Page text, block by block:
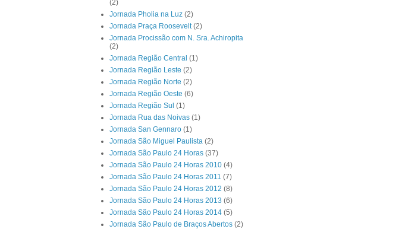
(2)
Jornada Pholia na Luz (2)
Jornada Praça Roosevelt (2)
Jornada Procissão com N. Sra. Achiropita
(2)
Jornada Região Central (1)
Jornada Região Leste (2)
Jornada Região Norte (2)
Jornada Região Oeste (6)
Jornada Região Sul (1)
Jornada Rua das Noivas (1)
Jornada San Gennaro (1)
Jornada São Miguel Paulista (2)
Jornada São Paulo 24 Horas (37)
Jornada São Paulo 24 Horas 2010 (4)
Jornada São Paulo 24 Horas 2011 (7)
Jornada São Paulo 24 Horas 2012 (8)
Jornada São Paulo 24 Horas 2013 (6)
Jornada São Paulo 24 Horas 2014 (5)
Jornada São Paulo de Braços Abertos (2)